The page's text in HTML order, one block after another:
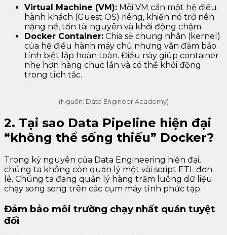
Virtual Machine (VM): Mỗi VM cần một hệ điều
hành khách (Guest OS) riêng, khiến nó trở nên
nặng nề, tốn tài nguyên và khởi động chậm.
Docker Container: Chia sẻ chung nhân (kernel)
của hệ điều hành máy chủ nhưng vẫn đảm bảo
tính biệt lập hoàn toàn. Điều này giúp container
nhẹ hơn hàng chục lần và có thể khởi động
trong tích tắc.
(Nguồn: Data Engineer Academy)
2. Tại sao Data Pipeline hiện đại
“không thể sống thiếu” Docker?
Trong kỷ nguyên của Data Engineering hiện đại,
chúng ta không còn quản lý một vài script ETL đơn
lẻ. Chúng ta đang quản lý hàng trăm luồng dữ liệu
chạy song song trên các cụm máy tính phức tạp.
Đảm bảo môi trường chạy nhất quán tuyệt
đối